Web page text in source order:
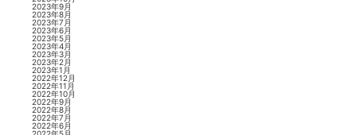
2023年9月
2023年8月
2023年7月
2023年6月
2023年5月
2023年4月
2023年3月
2023年2月
2023年1月
2022年12月
2022年11月
2022年10月
2022年9月
2022年8月
2022年7月
2022年6月